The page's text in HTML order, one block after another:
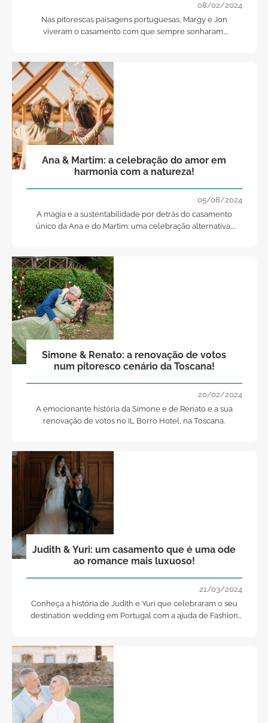
08/02/2024
Nas pitorescas paisagens portuguesas, Margy e Jon
viveram o casamento com que sempre sonharam,
Ana & Martim: a celebração do amor em
harmonia com a natureza!
05/08/2024
A magia e a sustentabilidade por detrás do casamento
único da Ana e do Martim: uma celebração alternativa,
Simone & Renato: a renovação de votos
num pitoresco cenário da Toscana!
20/02/2024
A emocionante história da Simone e de Renato e a sua
renovação de votos no IL Borro Hotel, na Toscana.
Judith & Yuri: um casamento que é uma ode
ao romance mais luxuoso!
21/03/2024
Conheça a história de Judith e Yuri que celebraram o seu
destination wedding em Portugal com a ajuda de Fashion